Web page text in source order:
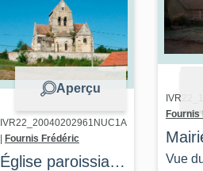
Aperçu
IVR22_20040202961NUC1A
Fournis Frédéric
Église paroissiale
Fournis
Vue